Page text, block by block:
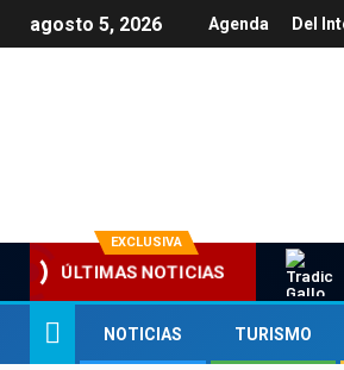
agosto 5, 2026 Agenda Del
EXCLUSIVA
ÚLTIMAS NOTICIAS
NOTICIAS TURISMO